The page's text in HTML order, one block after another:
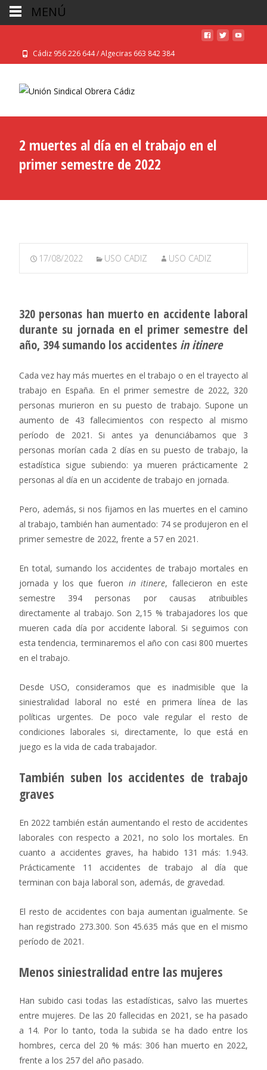
Cádiz 956 226 644 / Algeciras 663 842 384
2 muertes al día en el trabajo en el
primer semestre de 2022
17/08/2022 USO CADIZ USO CADIZ
320 personas han muerto en accidente laboral
durante su jornada en el primer semestre del
año, 394 sumando los accidentes in itinere
Cada vez hay más muertes en el trabajo o en el trayecto al
trabajo en España. En el primer semestre de 2022, 320
personas murieron en su puesto de trabajo. Supone un
aumento de 43 fallecimientos con respecto al mismo
período de 2021. Si antes ya denunciábamos que 3
personas morían cada 2 días en su puesto de trabajo, la
estadística sigue subiendo: ya mueren prácticamente 2
personas al día en un accidente de trabajo en jornada.
Pero, además, si nos fijamos en las muertes en el camino
al trabajo, también han aumentado: 74 se produjeron en el
primer semestre de 2022, frente a 57 en 2021.
En total, sumando los accidentes de trabajo mortales en
jornada y los que fueron in itinere, fallecieron en este
semestre 394 personas por causas atribuibles
directamente al trabajo. Son 2,15 % trabajadores los que
mueren cada día por accidente laboral. Si seguimos con
esta tendencia, terminaremos el año con casi 800 muertes
en el trabajo.
Desde USO, consideramos que es inadmisible que la
siniestralidad laboral no esté en primera línea de las
políticas urgentes. De poco vale regular el resto de
condiciones laborales si, directamente, lo que está en
juego es la vida de cada trabajador.
También suben los accidentes de trabajo
graves
En 2022 también están aumentando el resto de accidentes
laborales con respecto a 2021, no solo los mortales. En
cuanto a accidentes graves, ha habido 131 más: 1.943.
Prácticamente 11 accidentes de trabajo al día que
terminan con baja laboral son, además, de gravedad.
El resto de accidentes con baja aumentan igualmente. Se
han registrado 273.300. Son 45.635 más que en el mismo
período de 2021.
Menos siniestralidad entre las mujeres
Han subido casi todas las estadísticas, salvo las muertes
entre mujeres. De las 20 fallecidas en 2021, se ha pasado
a 14. Por lo tanto, toda la subida se ha dado entre los
hombres, cerca del 20 % más: 306 han muerto en 2022,
frente a los 257 del año pasado.
MENÚ